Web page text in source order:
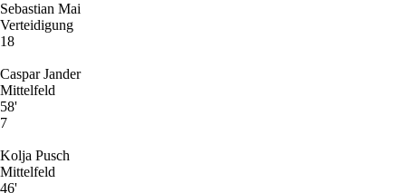
Sebastian Mai
Verteidigung
18
Caspar Jander
Mittelfeld
58'
7
Kolja Pusch
Mittelfeld
46'